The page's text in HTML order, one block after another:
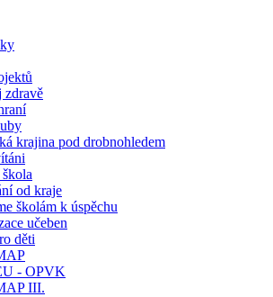
zdravě
krajina pod drobnohledem
od kraje
školám k úspěchu
učeben
děti
- OPVK
III.